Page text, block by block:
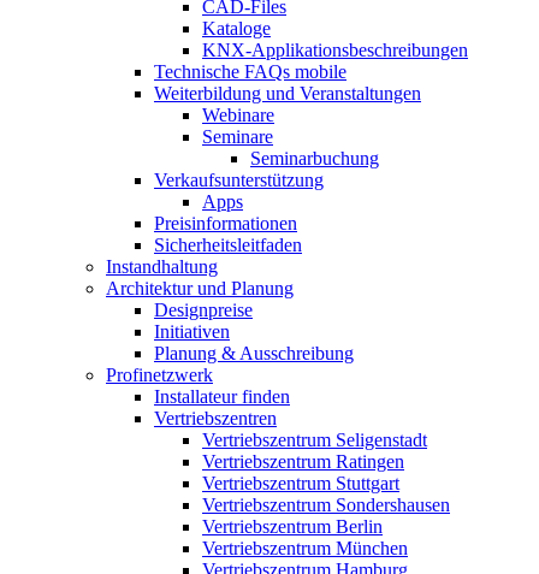
CAD-Files
Kataloge
KNX-Applikationsbeschreibungen
Technische FAQs mobile
Weiterbildung und Veranstaltungen
Webinare
Seminare
Seminarbuchung
Verkaufsunterstützung
Apps
Preisinformationen
Sicherheitsleitfaden
Instandhaltung
Architektur und Planung
Designpreise
Initiativen
Planung & Ausschreibung
Profinetzwerk
Installateur finden
Vertriebszentren
Vertriebszentrum Seligenstadt
Vertriebszentrum Ratingen
Vertriebszentrum Stuttgart
Vertriebszentrum Sondershausen
Vertriebszentrum Berlin
Vertriebszentrum München
Vertriebszentrum Hamburg